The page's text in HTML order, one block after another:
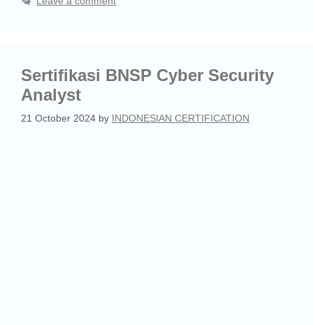
Sertifikasi BNSP Cyber Security
Analyst
21 October 2024 by INDONESIAN CERTIFICATION